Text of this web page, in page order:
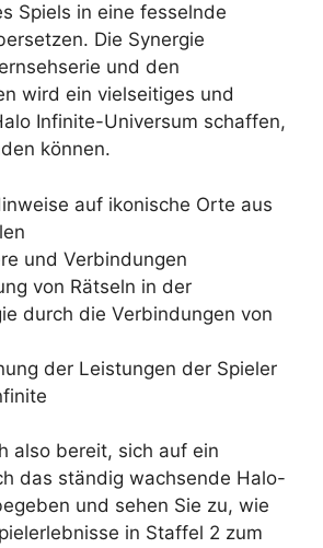
Spiels in eine fesselnde
Die Synergie
und den
wird ein vielseitiges und
Infinite-Universum schaffen,
können.
auf ikonische Orte aus
und Verbindungen
von Rätseln in der
durch die Verbindungen von
der Leistungen der Spieler
also bereit, sich auf ein
das ständig wachsende Halo-
und sehen Sie zu, wie
in Staffel 2 zum